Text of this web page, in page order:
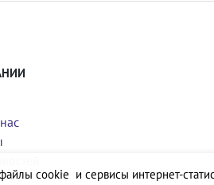
cookie и сервисы интернет-